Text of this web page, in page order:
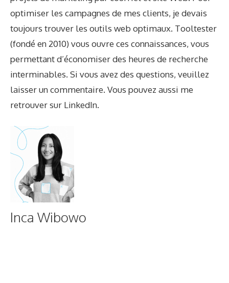
optimiser les campagnes de mes clients, je devais
toujours trouver les outils web optimaux. Tooltester
(fondé en 2010) vous ouvre ces connaissances, vous
permettant d’économiser des heures de recherche
interminables. Si vous avez des questions, veuillez
laisser un commentaire. Vous pouvez aussi me
retrouver sur LinkedIn.
Inca Wibowo